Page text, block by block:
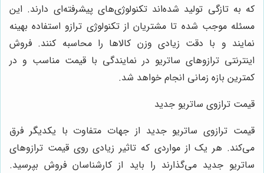
که به تازگی تولید شده‌اند تکنولوژی‌های پیشرفته‌ای دارند. این
مسئله موجب شده تا مشتریان از تکنولوژی ترازو استفاده بهینه
نمایند و با دقت زیادی وزن کالاها را محاسبه کنند. فروش
اینترنتی ترازوهای ساتریو در نمایندگی با قیمت مناسب و در
کمترین بازه زمانی انجام خواهد شد.
قیمت ترازوی ساتریو جدید
قیمت ترازوی ساتریو جدید از جهات متفاوت با یکدیگر فرق
می‌کند. هر یک از مواردی که تاثیر زیادی روی قیمت ترازوهای
ساتریو جدید می‌گذارند را باید از کارشناسان فروش بپرسید.